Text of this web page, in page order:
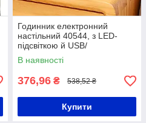
Годинник електронний
настільний 40544, з LED-
підсвіткою й USB/
світлодійний годинник із
будильником
В наявності
376,96 ₴ 538,52 ₴
Купити